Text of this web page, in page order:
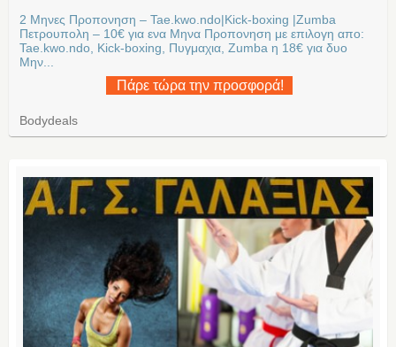
2 Μηνες Προπονηση – Tae.kwo.ndo|Kick-boxing |Zumba
Πετρουπολη – 10€ για ενα Μηνα Προπονηση με επιλογη απο:
Tae.kwo.ndo, Kick-boxing, Πυγμαχια, Zumba η 18€ για δυο
Μην...
Πάρε τώρα την προσφορά!
Bodydeals